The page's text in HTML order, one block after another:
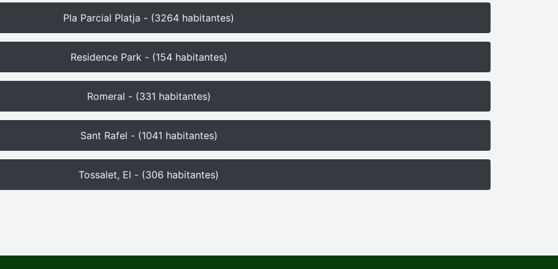
Pla Parcial Platja - (3264 habitantes)
Residence Park - (154 habitantes)
Romeral - (331 habitantes)
Sant Rafel - (1041 habitantes)
Tossalet, El - (306 habitantes)